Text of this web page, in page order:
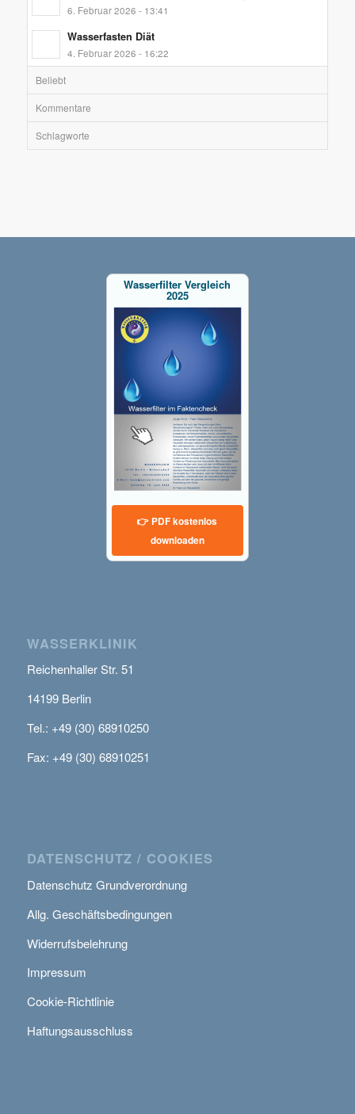
6. Februar 2026 - 13:41
Wasserfasten Diät
4. Februar 2026 - 16:22
Beliebt
Kommentare
Schlagworte
Wasserfilter Vergleich
2025
👉 PDF kostenlos
downloaden
WASSERKLINIK
Reichenhaller Str. 51
14199 Berlin
Tel.: +49 (30) 68910250
Fax: +49 (30) 68910251
DATENSCHUTZ / COOKIES
Datenschutz Grundverordnung
Allg. Geschäftsbedingungen
Widerrufsbelehrung
Impressum
Cookie-Richtlinie
Haftungsausschluss